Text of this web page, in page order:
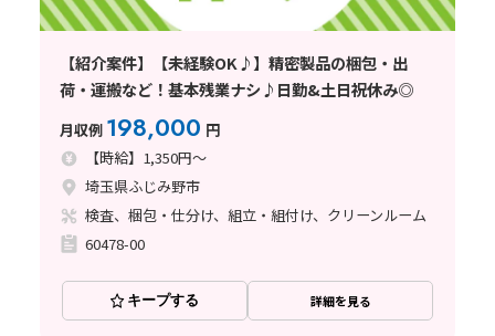
【紹介案件】【未経験OK♪】精密製品の梱包・出
荷・運搬など！基本残業ナシ♪日勤&土日祝休み◎
月収例 198,000 円
【時給】1,350円～
埼玉県ふじみ野市
検査、梱包・仕分け、組立・組付け、クリーンルーム
60478-00
キープする 詳細を見る